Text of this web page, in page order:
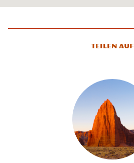
Teilen auf